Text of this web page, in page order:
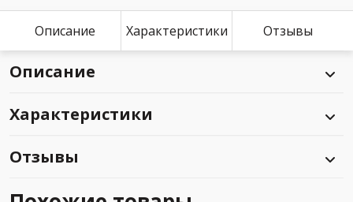
Описание Характеристики Отзывы
Описание
Характеристики
Отзывы